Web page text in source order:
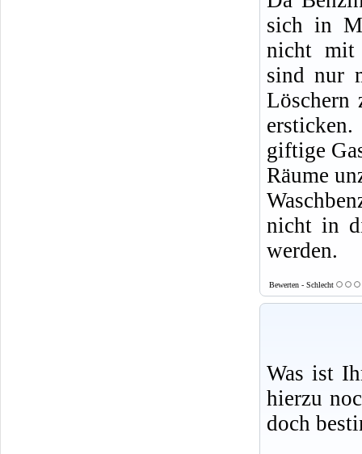
sich in
nicht mit
sind nur
Löschern
giftige
Räume
nicht in
werden.
Bewerten - Schlecht
Was ist
hierzu
doch